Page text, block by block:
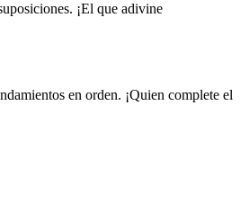
¡El que adivine
en orden. ¡Quien complete el